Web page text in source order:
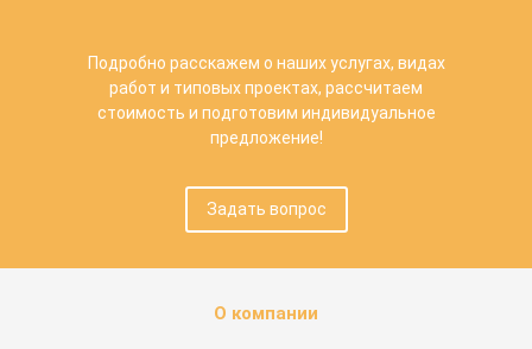
Подробно расскажем о наших услугах, видах
работ и типовых проектах, рассчитаем
стоимость и подготовим индивидуальное
предложение!
Задать вопрос
О компании